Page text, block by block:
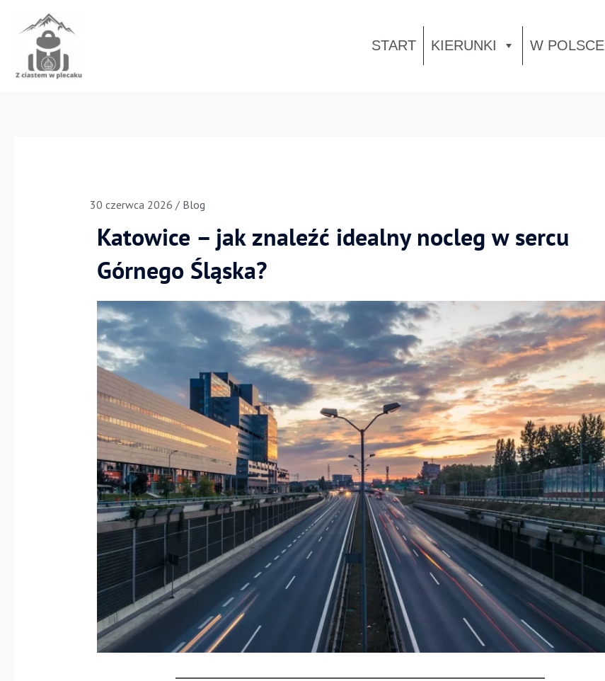
START KIERUNKI W POLSCE
30 czerwca 2026 / Blog
Katowice – jak znaleźć idealny nocleg w sercu
Górnego Śląska?